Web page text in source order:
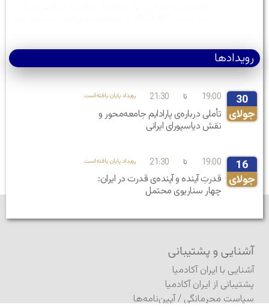
رویدادها
30
جولای
19:00 تا 21:30 .رویداد پایان یافته‌است
تأملی درباره‌ی پارادایم جامعه‌محور و
نقش دیاسپورای ایرانی
16
جولای
19:00 تا 21:30 .رویداد پایان یافته‌است
قدرتِ آینده و آینده‌ی قدرت در ایران:
چهار سناریوی محتمل
آشنایی و پشتیبانی
آشنایی با ایران آکادمیا
پشتیبانی از ایران آکادمیا
سیاست محرمانگی/آیین‌نامه‌ها